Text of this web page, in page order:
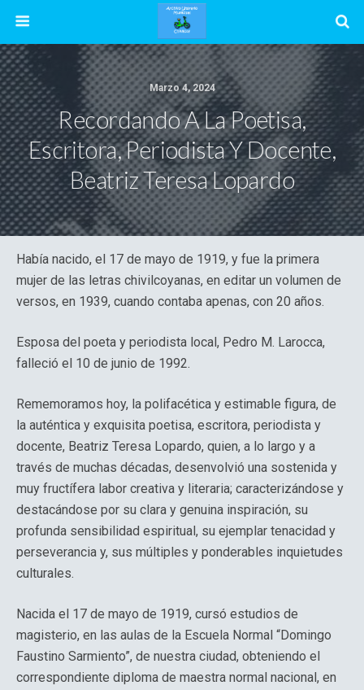
Marzo 4, 2024
Recordando A La Poetisa,
Escritora, Periodista Y Docente,
Beatriz Teresa Lopardo
Había nacido, el 17 de mayo de 1919, y fue la primera
mujer de las letras chivilcoyanas, en editar un volumen de
versos, en 1939, cuando contaba apenas, con 20 años.
Esposa del poeta y periodista local, Pedro M. Larocca,
falleció el 10 de junio de 1992.
Rememoramos hoy, la polifacética y estimable figura, de
la auténtica y exquisita poetisa, escritora, periodista y
docente, Beatriz Teresa Lopardo, quien, a lo largo y a
través de muchas décadas, desenvolvió una sostenida y
muy fructífera labor creativa y literaria; caracterizándose y
destacándose por su clara y genuina inspiración, su
profunda sensibilidad espiritual, su ejemplar tenacidad y
perseverancia y, sus múltiples y ponderables inquietudes
culturales.
Nacida el 17 de mayo de 1919, cursó estudios de
magisterio, en las aulas de la Escuela Normal “Domingo
Faustino Sarmiento”, de nuestra ciudad, obteniendo el
correspondiente diploma de maestra normal nacional, en